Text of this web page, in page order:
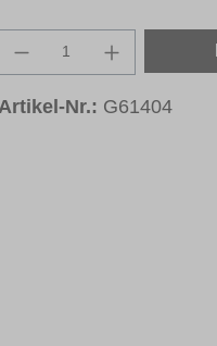
Produkt Anzahl:
Artikel-Nr.: G61404